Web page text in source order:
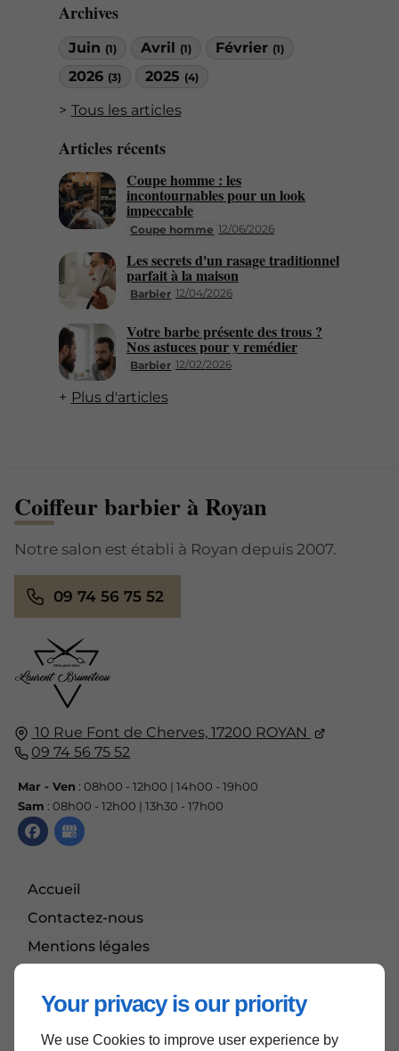
Your privacy is our priority
We use Cookies to improve user experience by
Archives
Juin (1) Avril (1) Février (1)
2026 (3) 2025 (4)
Tous les articles
Articles récents
Coupe homme 12/06/2026
Coupe homme : les
incontournables pour un look
impeccable
Barbier 12/04/2026
Les secrets d'un rasage traditionnel
parfait à la maison
Barbier 12/02/2026
Votre barbe présente des trous ?
Nos astuces pour y remédier
Plus d'articles
10 Rue Font de Cherves, 17200 ROYAN
09 74 56 75 52
Mar - Ven : 08h00 - 12h00 | 14h00 - 19h00
Sam : 08h00 - 12h00 | 13h30 - 17h00
Accueil
Contactez-nous
Mentions légales
Coiffeur barbier à Royan
Notre salon est établi à Royan depuis 2007.
09 74 56 75 52